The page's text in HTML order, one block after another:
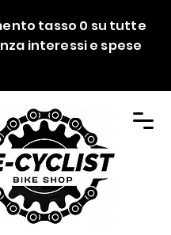
tasso 0 su tutte
interessi e spese